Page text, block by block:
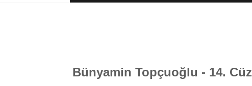
Bünyamin Topçuoğlu - 14. Cüz